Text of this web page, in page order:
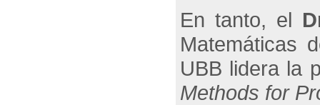
En tanto, el
Matemáticas
UBB lidera la
Methods for